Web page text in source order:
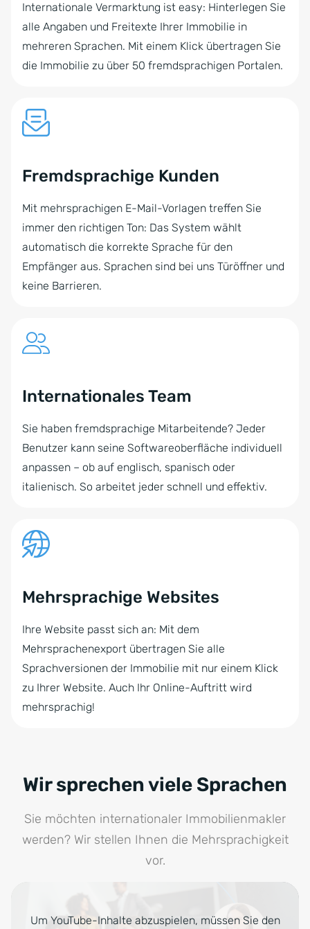
Internationale Vermarktung ist easy: Hinterlegen Sie
alle Angaben und Freitexte Ihrer Immobilie in
mehreren Sprachen. Mit einem Klick übertragen Sie
die Immobilie zu über 50 fremdsprachigen Portalen.
Fremdsprachige Kunden
Mit mehrsprachigen E-Mail-Vorlagen treffen Sie
immer den richtigen Ton: Das System wählt
automatisch die korrekte Sprache für den
Empfänger aus. Sprachen sind bei uns Türöffner und
keine Barrieren.
Internationales Team
Sie haben fremdsprachige Mitarbeitende? Jeder
Benutzer kann seine Softwareoberfläche individuell
anpassen – ob auf englisch, spanisch oder
italienisch. So arbeitet jeder schnell und effektiv.
Mehrsprachige Websites
Ihre Website passt sich an: Mit dem
Mehrsprachenexport übertragen Sie alle
Sprachversionen der Immobilie mit nur einem Klick
zu Ihrer Website. Auch Ihr Online-Auftritt wird
mehrsprachig!
Wir sprechen viele Sprachen
Sie möchten internationaler Immobilienmakler
werden? Wir stellen Ihnen die Mehrsprachigkeit
vor.
Um YouTube-Inhalte abzuspielen, müssen Sie den